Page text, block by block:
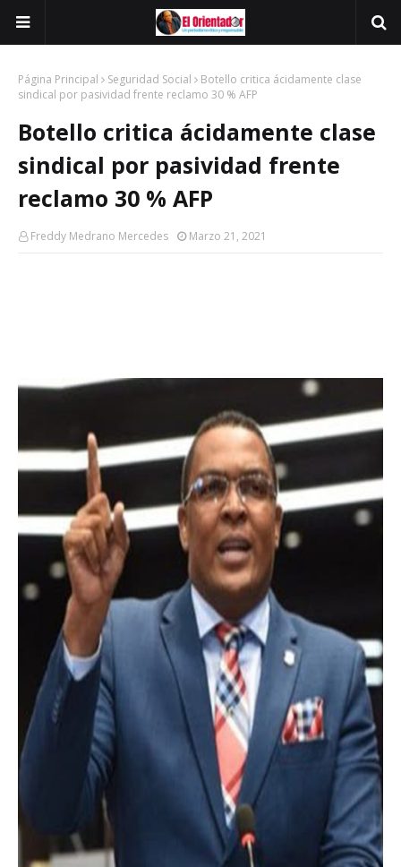
Página Principal Seguridad Social
Botello critica ácidamente clase
sindical por pasividad frente reclamo 30 % AFP
Botello critica ácidamente clase
sindical por pasividad frente
reclamo 30 % AFP
Freddy Medrano Mercedes Marzo 21, 2021